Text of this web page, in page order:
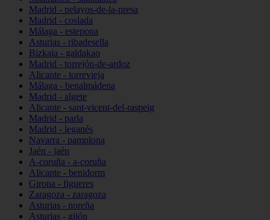
Madrid - pelayos-de-la-presa
Madrid - coslada
Málaga - estepona
Asturias - ribadesella
Bizkaia - galdakao
Madrid - torrejón-de-ardoz
Alicante - torrevieja
Málaga - benalmádena
Madrid - algete
Alicante - sant-vicent-del-raspeig
Madrid - parla
Madrid - leganés
Navarra - pamplona
Jaén - jaén
A-coruña - a-coruña
Alicante - benidorm
Girona - figueres
Zaragoza - zaragoza
Asturias - noreña
Asturias - gijón